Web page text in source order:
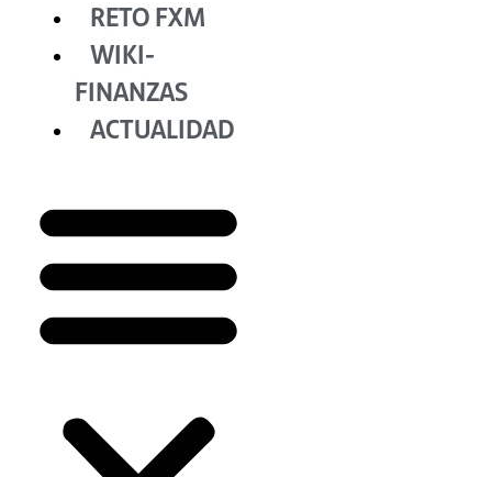
RETO FXM
WIKI-
FINANZAS
ACTUALIDAD